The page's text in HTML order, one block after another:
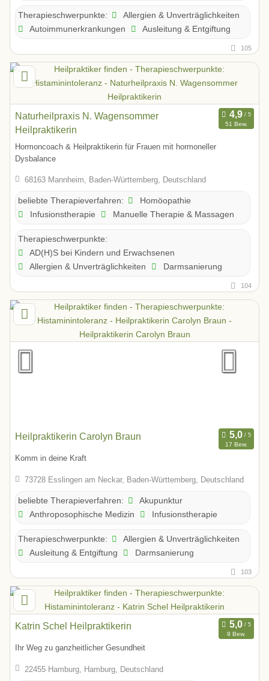
Therapieschwerpunkte:
Allergien & Unverträglichkeiten
Autoimmunerkrankungen
Ausleitung & Entgiftung
105
Naturheilpraxis N. Wagensommer
Heilpraktikerin
51 Bew.
Hormoncoach & Heilpraktikerin für Frauen mit hormoneller
Dysbalance
68163 Mannheim, Baden-Württemberg, Deutschland
beliebte Therapieverfahren:
Homöopathie
Infusionstherapie
Manuelle Therapie & Massagen
Therapieschwerpunkte:
AD(H)S bei Kindern und Erwachsenen
Allergien & Unverträglichkeiten
Darmsanierung
104
Heilpraktikerin Carolyn Braun
17 Bew.
Komm in deine Kraft
73728 Esslingen am Neckar, Baden-Württemberg, Deutschland
beliebte Therapieverfahren:
Akupunktur
Anthroposophische Medizin
Infusionstherapie
Therapieschwerpunkte:
Allergien & Unverträglichkeiten
Ausleitung & Entgiftung
Darmsanierung
103
Katrin Schel Heilpraktikerin
9 Bew.
Ihr Weg zu ganzheitlicher Gesundheit
22455 Hamburg, Hamburg, Deutschland